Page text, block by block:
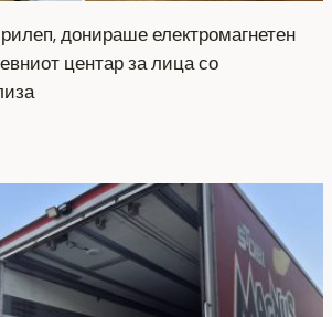
донираше електромагнетен
центар за лица со